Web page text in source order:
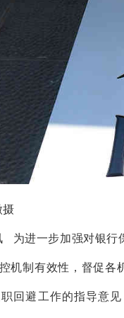
摄
为进一步加强对银行
机制有效性，督促
回避工作的指导意